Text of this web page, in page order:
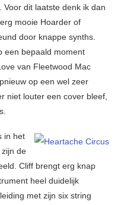
dit laatste denk ik dan
mooie Hoarder of
door knappe synths.
een bepaald moment
van Fleetwood Mac
op een wel zeer
niet louter een cover bleef,
in het
de
Cliff brengt erg knap
heel duidelijk
met zijn six string